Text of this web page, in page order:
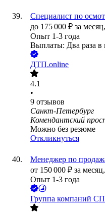
Специалист по
до 175 000 ₽ за месяц,
Опыт 1-3 года
Выплаты: Два раза в
ДТП.online
4.1
•
9 отзывов
Санкт-Петербург
Комендантский
Можно без резюме
Откликнуться
Менеджер по
от 150 000 ₽ за месяц,
Опыт 1-3 года
Группа компаний